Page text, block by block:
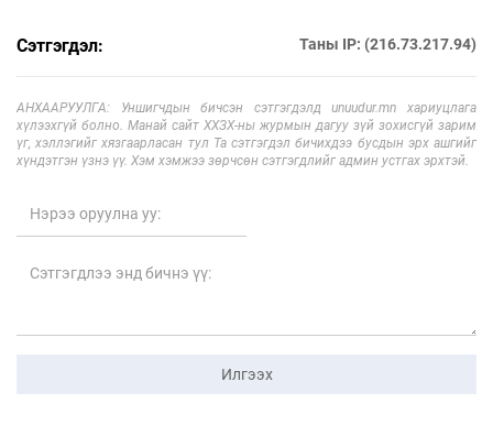
Сэтгэгдэл: Таны IP: (216.73.217.94)
АНХААРУУЛГА: Уншигчдын бичсэн сэтгэгдэлд unuudur.mn хариуцлага
хүлээхгүй болно. Манай сайт ХХЗХ-ны журмын дагуу зүй зохисгүй зарим
үг, хэллэгийг хязгаарласан тул Та сэтгэгдэл бичихдээ бусдын эрх ашгийг
хүндэтгэн үзнэ үү. Хэм хэмжээ зөрчсөн сэтгэгдлийг админ устгах эрхтэй.
Илгээх